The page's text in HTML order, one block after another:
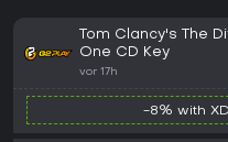
Tom Clancy's The
One CD Key
vor 17h
-8% with